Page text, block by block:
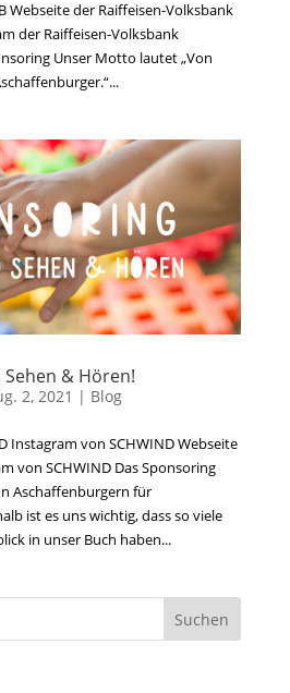
Webseite der Raiffeisen-Volksbank
der Raiffeisen-Volksbank
Unser Motto lautet „Von
& Hören!
2, 2021 | Blog
Instagram von SCHWIND Webseite
von SCHWIND Das Sponsoring
Aschaffenburgern für
ist es uns wichtig, dass so viele
in unser Buch haben...